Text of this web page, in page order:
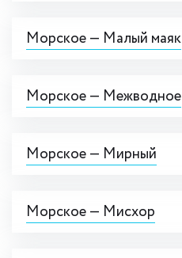
Морское — Малый маяк
Морское — Межводное
Морское — Мирный
Морское — Мисхор